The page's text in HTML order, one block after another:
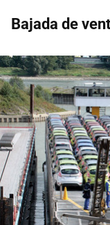
Bajada de